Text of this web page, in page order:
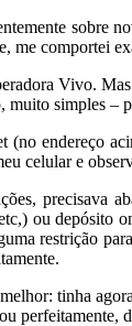
sobre
me comportei
Vivo.
simples –
(no endereço
celular e
precisava
ou depósito
restrição
tinha
perfeitamente,